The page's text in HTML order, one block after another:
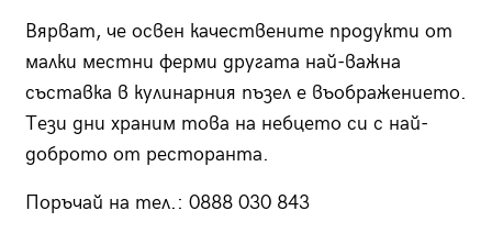
Вярват, че освен качествените продукти от
малки местни ферми другата най-важна
съставка в кулинарния пъзел е въображението.
Тези дни храним това на небцето си с най-
доброто от ресторанта.
Поръчай на тел.: 0888 030 843